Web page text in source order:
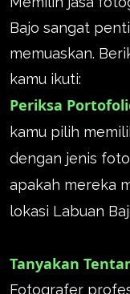
Bajo sangat
memuaskan.
kamu ikuti:
Periksa
kamu pilih
dengan jenis
apakah mereka
lokasi Labuan
Tanyakan
Fotografer